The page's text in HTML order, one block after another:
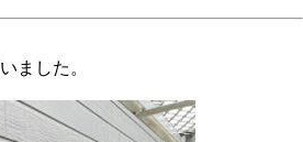
ました。